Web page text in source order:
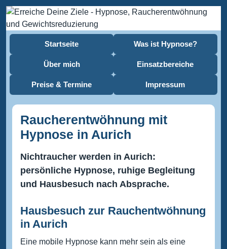
Startseite Was ist Hypnose?
Über mich Einsatzbereiche
Preise & Termine Impressum
Raucherentwöhnung mit
Hypnose in Aurich
Nichtraucher werden in Aurich:
persönliche Hypnose, ruhige Begleitung
und Hausbesuch nach Absprache.
Hausbesuch zur Rauchentwöhnung
in Aurich
Eine mobile Hypnose kann mehr sein als eine